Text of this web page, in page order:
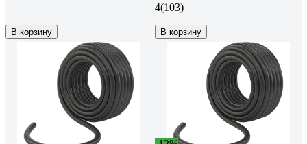
В корзину
4(103)
В корзину